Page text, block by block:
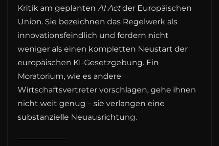
Kritik am geplanten AI Actder Europäischen
Union. Sie bezeichnen das Regelwerk als
innovationsfeindlich und fordern nicht
weniger als einen kompletten Neustart der
europäischen KI-Gesetzgebung. Ein
Moratorium, wie es andere
Wirtschaftsvertreter vorschlagen, gehe ihnen
nicht weit genug – sie verlangen eine
substanzielle Neuausrichtung.